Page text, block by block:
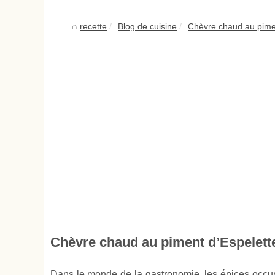
recette Blog de cuisine Chèvre chaud au
Chèvre chaud au piment